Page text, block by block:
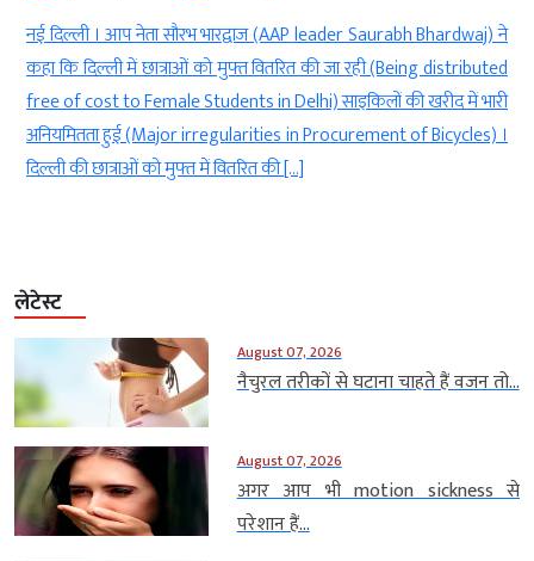
ने
भारी
।
नई दिल्ली । केंद्रीय मंत्री राम मोहन नायडू (Union Minister Ram
Naidu) ने कहा कि एटीएफ में इथेनॉल मिलाने की कोई योजना नहीं (No
to blend ethanol with ATF) । केंद्रीय नागर विमानन मंत्री राम मोहन
ने गुरुवार को विमान ईंधन (एविएशन टरबाइन फ्यूल या एटीएफ) में
मिलाने की खबरों को […]
लेटेस्ट
August 07, 2026
नैचुरल तरीकों से घटाना चाहते हैं वजन तो...
August 07, 2026
अगर आप भी motion sickness से
परेशान हैं...